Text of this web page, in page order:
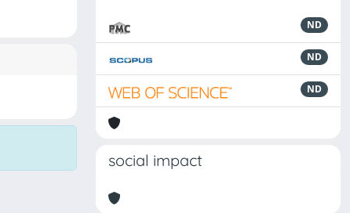
ND
ND
ND
social impact